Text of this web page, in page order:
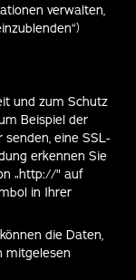
verwalten,
und zum Schutz
Beispiel der
eine SSL-
erkennen Sie
„http://" auf
in Ihrer
die Daten,
mitgelesen